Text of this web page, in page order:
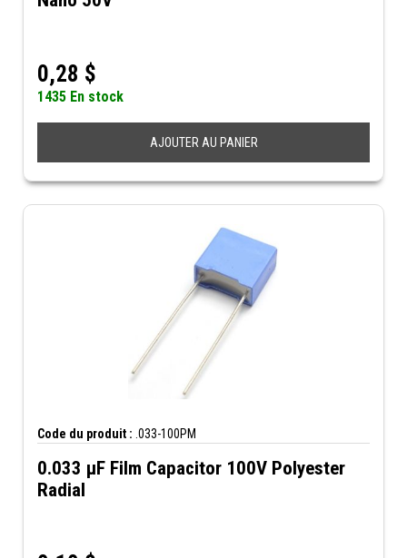
0,28 $
1435 En stock
AJOUTER AU PANIER
Code du produit : .033-100PM
0.033 µF Film Capacitor 100V Polyester
Radial